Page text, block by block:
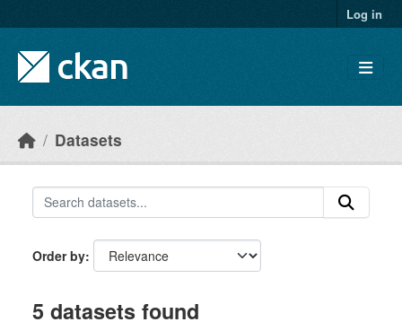
Log in
Datasets
Order by
5 datasets found